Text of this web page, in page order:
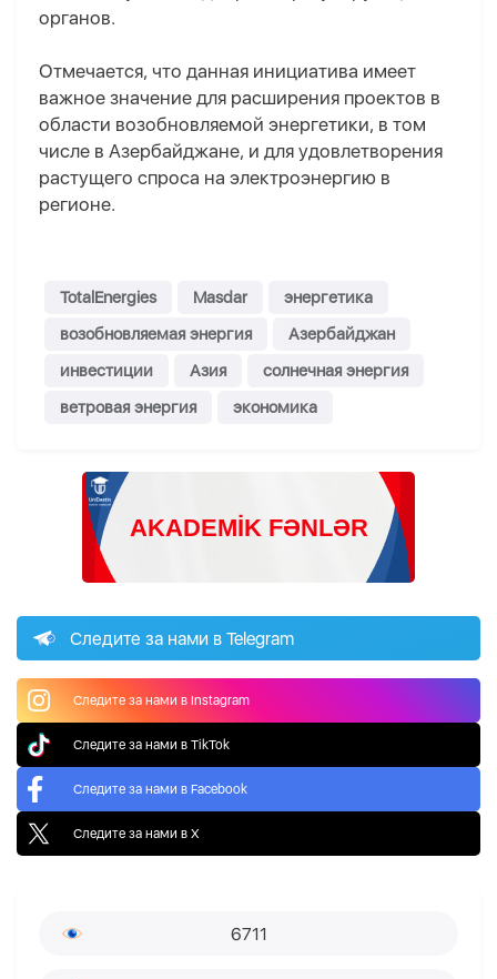
органов.
Отмечается, что данная инициатива имеет
важное значение для расширения проектов в
области возобновляемой энергетики, в том
числе в Азербайджане, и для удовлетворения
растущего спроса на электроэнергию в
регионе.
TotalEnergies Masdar
энергетика
возобновляемая энергия
Азербайджан
инвестиции
Азия
солнечная энергия
ветровая энергия
экономика
Следите за нами в Telegram
Следите за нами в Instagram
Следите за нами в TikTok
Следите за нами в Facebook
Следите за нами в X
6711